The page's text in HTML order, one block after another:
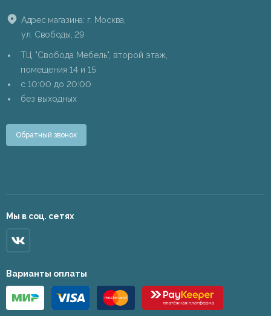
Адрес магазина: г. Москва,
ул. Свободы, 29
ТЦ "Свобода Мебель", второй этаж,
помещения 14 и 15
c 10:00 до 20:00
без выходных
Обратный звонок
Мы в соц. сетях
Варианты оплаты